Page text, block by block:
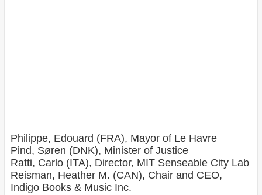
Philippe, Edouard (FRA), Mayor of Le Havre
Pind, Søren (DNK), Minister of Justice
Ratti, Carlo (ITA), Director, MIT Senseable City Lab
Reisman, Heather M. (CAN), Chair and CEO,
Indigo Books & Music Inc.